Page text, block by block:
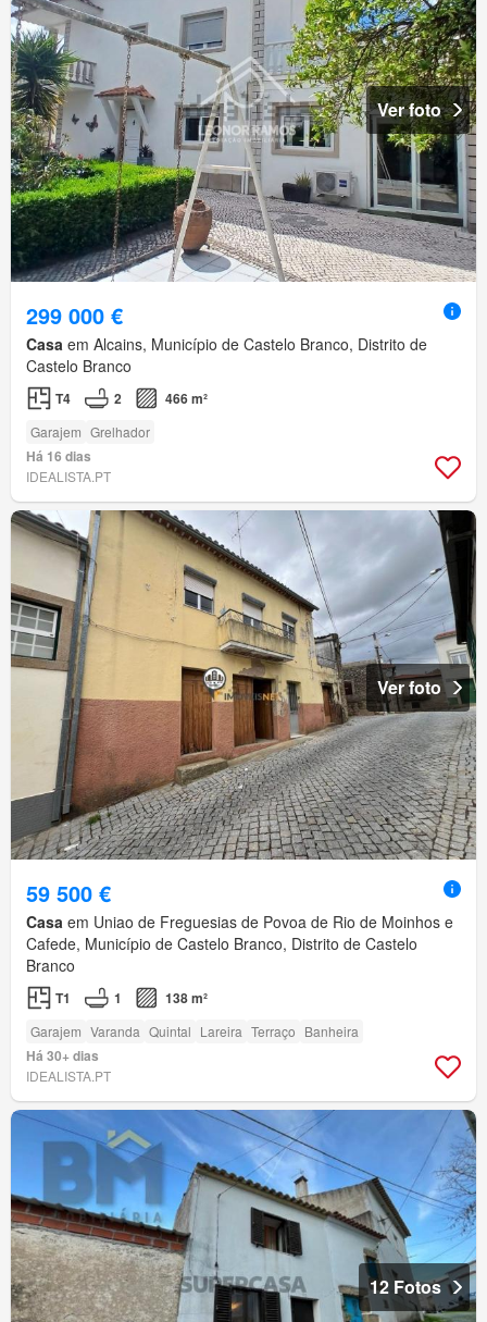
Ver foto
299 000 €
Casa em Alcains, Município de Castelo Branco, Distrito de
Castelo Branco
T4 2 466 m²
Garajem Grelhador
Há 16 dias
IDEALISTA.PT
Ver foto
59 500 €
Casa em Uniao de Freguesias de Povoa de Rio de Moinhos e
Cafede, Município de Castelo Branco, Distrito de Castelo
Branco
T1 1 138 m²
Garajem Varanda Quintal Lareira Terraço Banheira
Há 30+ dias
IDEALISTA.PT
12 Fotos